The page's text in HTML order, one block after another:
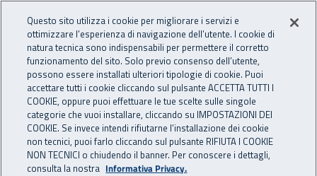
INAIL - Istituto Nazionale
Apri cerca
Navigazione principale
Navigazione - Ti trovi in:
Home Inail comunica News
22 aprile 2020
Questo sito utilizza i cookie per migliorare i servizi e
ottimizzare l’esperienza di navigazione dell’utente. I cookie di
natura tecnica sono indispensabili per permettere il corretto
funzionamento del sito. Solo previo consenso dell’utente,
possono essere installati ulteriori tipologie di cookie. Puoi
accettare tutti i cookie cliccando sul pulsante ACCETTA TUTTI I
COOKIE, oppure puoi effettuare le tue scelte sulle singole
categorie che vuoi installare, cliccando su IMPOSTAZIONI DEI
COOKIE. Se invece intendi rifiutarne l’installazione dei cookie
non tecnici, puoi farlo cliccando sul pulsante RIFIUTA I COOKIE
NON TECNICI o chiudendo il banner. Per conoscere i dettagli,
consulta la nostra Informativa Privacy.